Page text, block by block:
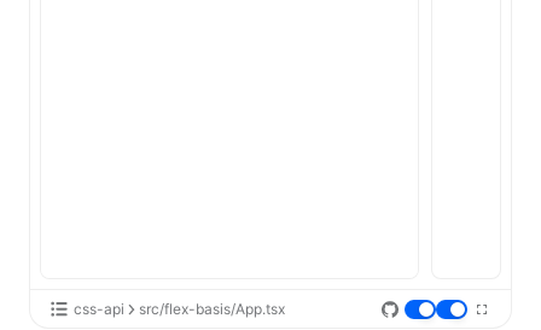
css-api src/flex-basis/App.tsx